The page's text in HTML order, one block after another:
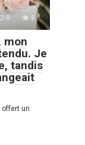
0 8
mon
Je
tandis
offert un